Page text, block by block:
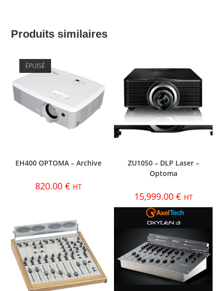
Produits similaires
ÉPUISÉ
EH400 OPTOMA – Archive
820.00€ HT
ZU1050 – DLP Laser –
Optoma
15,999.00 € HT